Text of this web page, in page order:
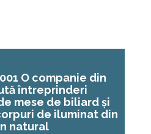
O companie din
întreprinderi
mese de biliard și
de iluminat din
natural